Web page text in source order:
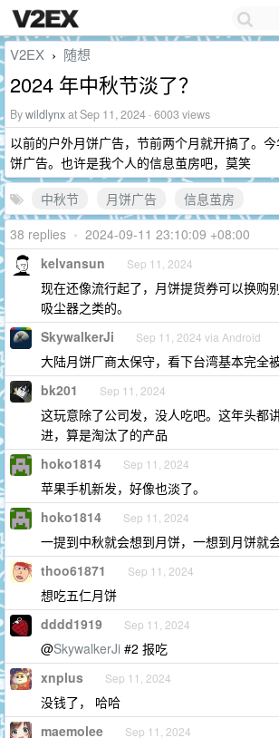
V2EX › 随想
2024 年中秋节淡了？
Bywildlynxat Sep 11, 2024 · 6003 views
以前的户外月饼广告，节前两个月就开搞了。
饼广告。也许是我个人的信息茧房吧，莫笑
中秋节
月饼广告
信息茧房
38 replies • 2024-09-11 23:10:09 +08:00
kelvansun Sep 11, 2024
现在还像流行起了，月饼提货券可以换购
吸尘器之类的。
SkywalkerJi Sep 11, 2024 via Android
大陆月饼厂商太保守，看下台湾基本完全
bk201 Sep 11, 2024
这玩意除了公司发，没人吃吧。这年头都
进，算是淘汰了的产品
hoko1814 Sep 11, 2024
苹果手机新发，好像也淡了。
hoko1814 Sep 11, 2024
一提到中秋就会想到月饼，一想到月饼就
thoo61871 Sep 11, 2024
想吃五仁月饼
dddd1919 Sep 11, 2024
@SkywalkerJi #2 报吃
xnplus Sep 11, 2024
没钱了， 哈哈
maemolee Sep 11, 2024